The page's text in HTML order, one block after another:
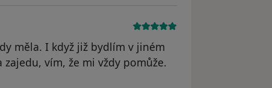
měla. I když již bydlím v jiném
vím, že mi vždy pomůže.